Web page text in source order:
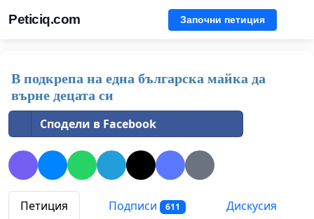
Peticiq.com Започни петиция
В подкрепа на една българска майка да
върне децата си
Сподели в Facebook
Петиция Подписи 611
Дискусия